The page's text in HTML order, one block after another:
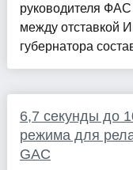
руководителя
между отставкой
губернатора
6,7 секунды до
режима для
GAC